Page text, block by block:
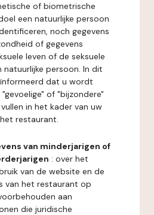
of biometrische
een natuurlijke persoon
noch gegevens
of gegevens
leven of de seksuele
natuurlijke persoon. In dit
dat u wordt
of "bijzondere"
in het kader van uw
restaurant.
van minderjarigen of
: over het
van de website en de
van het restaurant op
aan
die juridische